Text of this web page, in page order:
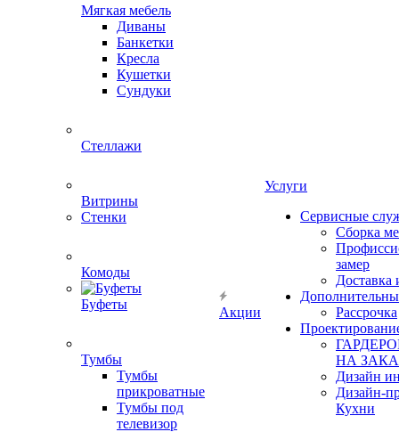
Мягкая мебель
Диваны
Банкетки
Кресла
Кушетки
Сундуки
Стеллажи
Витрины
Стенки
Комоды
Буфеты
Тумбы
Тумбы
прикроватные
Тумбы под
телевизор
Акции
Услуги
Сервисные
Сборка
замер
Доставка
Рассрочка
НА
Дизайн
Дизайн-
Кухни